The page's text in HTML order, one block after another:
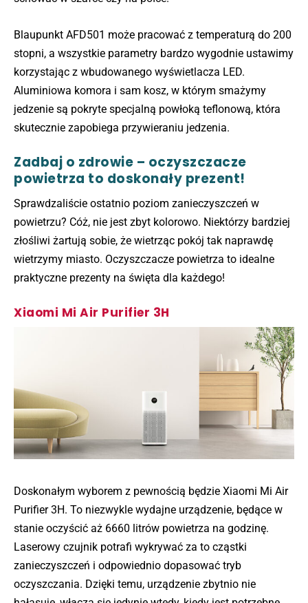
Blaupunkt AFD501 może pracować z temperaturą do 200
stopni, a wszystkie parametry bardzo wygodnie ustawimy
korzystając z wbudowanego wyświetlacza LED.
Aluminiowa komora i sam kosz, w którym smażymy
jedzenie są pokryte specjalną powłoką teflonową, która
skutecznie zapobiega przywieraniu jedzenia.
Zadbaj o zdrowie – oczyszczacze
powietrza to doskonały prezent!
Sprawdzaliście ostatnio poziom zanieczyszczeń w
powietrzu? Cóż, nie jest zbyt kolorowo. Niektórzy bardziej
złośliwi żartują sobie, że wietrząc pokój tak naprawdę
wietrzymy miasto. Oczyszczacze powietrza to idealne
praktyczne prezenty na święta dla każdego!
Xiaomi Mi Air Purifier 3H
Doskonałym wyborem z pewnością będzie Xiaomi Mi Air
Purifier 3H. To niezwykle wydajne urządzenie, będące w
stanie oczyścić aż 6660 litrów powietrza na godzinę.
Laserowy czujnik potrafi wykrywać za to cząstki
zanieczyszczeń i odpowiednio dopasować tryb
oczyszczania. Dzięki temu, urządzenie zbytnio nie